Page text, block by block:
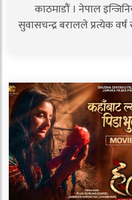
काठमाडौं । नेपाल
सुवासचन्द्र बरालले प्रत्येक